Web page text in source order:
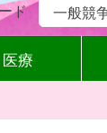
ド 一般競
療